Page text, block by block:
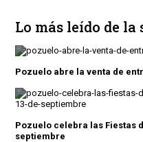
Lo más leído de la
Pozuelo abre la venta de
Pozuelo celebra las Fiestas
septiembre